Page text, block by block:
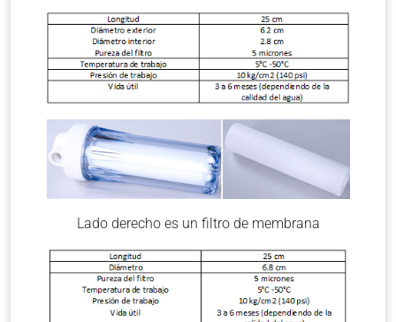
Lado derecho es un filtro de membrana